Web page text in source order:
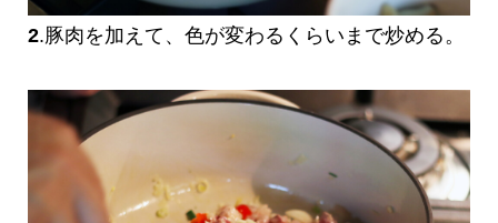
2.豚肉を加えて、色が変わるくらいまで炒める。